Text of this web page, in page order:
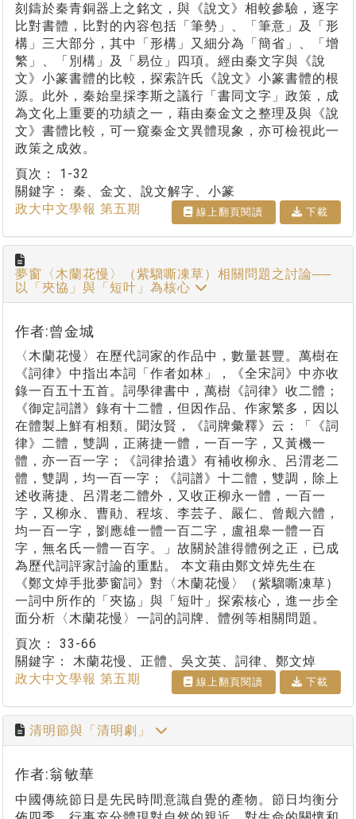
刻鑄於秦青銅器上之銘文，與《說文》相較參驗，逐字
比對書體，比對的內容包括「筆勢」、「筆意」及「形
構」三大部分，其中「形構」又細分為「簡省」、「增
繁」、「別構」及「易位」四項。經由秦文字與《說
文》小篆書體的比較，探索許氏《說文》小篆書體的根
源。此外，秦始皇採李斯之議行「書同文字」政策，成
為文化上重要的功績之一，藉由秦金文之整理及與《說
文》書體比較，可一窺秦金文異體現象，亦可檢視此一
政策之成效。
頁次： 1-32
關鍵字： 秦、金文、說文解字、小篆
政大中文學報 第五期
線上翻⾴閱讀 下載
夢窗〈木蘭花慢〉（紫騮嘶凍草）相關問題之討論──
以「夾協」與「短叶」為核心
作者:曾金城
〈木蘭花慢〉在歷代詞家的作品中，數量甚豐。萬樹在
《詞律》中指出本詞「作者如林」，《全宋詞》中亦收
錄一百五十五首。詞學律書中，萬樹《詞律》收二體；
《御定詞譜》錄有十二體，但因作品、作家繁多，因以
在體製上鮮有相類。聞汝賢，《詞牌彙釋》云：「《詞
律》二體，雙調，正蔣捷一體，一百一字，又黃機一
體，亦一百一字；《詞律拾遺》有補收柳永、呂渭老二
體，雙調，均一百一字；《詞譜》十二體，雙調，除上
述收蔣捷、呂渭老二體外，又收正柳永一體，一百一
字，又柳永、曹勛、程垓、李芸子、嚴仁、曾覿六體，
均一百一字，劉應雄一體一百二字，盧祖皋一體一百
字，無名氏一體一百字。」故關於誰得體例之正，已成
為歷代詞評家討論的重點。 本文藉由鄭文焯先生在
《鄭文焯手批夢窗詞》對〈木蘭花慢〉（紫騮嘶凍草）
一詞中所作的「夾協」與「短叶」探索核心，進一步全
面分析〈木蘭花慢〉一詞的詞牌、體例等相關問題。
頁次： 33-66
關鍵字： 木蘭花慢、正體、吳文英、詞律、鄭文焯
政大中文學報 第五期
線上翻⾴閱讀 下載
清明節與「清明劇」
作者:翁敏華
中國傳統節日是先民時間意識自覺的產物。節日均衡分